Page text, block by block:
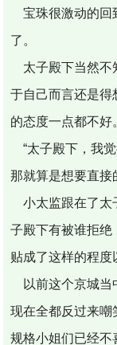
宝珠很激动的回
了。
太子殿下当然不
于自己而言还是得
的态度一点都不好
“太子殿下，我觉
那就算是想要直接
小太监跟在了太
子殿下有被谁拒绝
贴成了这样的程度
以前这个京城当
现在全都反过来嘲
规格小姐们已经不